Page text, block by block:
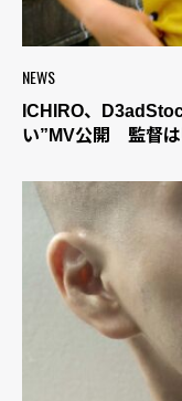
NEWS
ICHIRO、
い”MV公開 監督は